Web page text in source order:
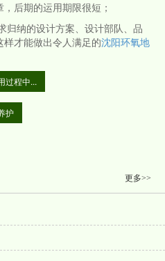
后期的运用期限很短；
归纳的设计方案、设计部队、品
样才能做出令人满足的沈阳环氧地
过程中...
护
更多>>